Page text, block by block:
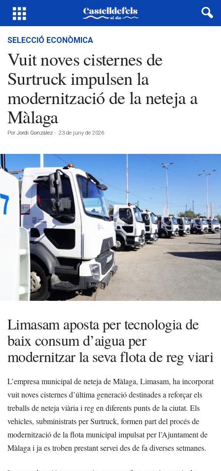
SELECCIÓ ECONÒMICA
Vuit noves cisternes de
Surtruck impulsen la
modernització de la neteja a
Màlaga
Por Jordi González - 23 de juny de 2026
Limasam aposta per tecnologia de
baix consum d’aigua per
modernitzar la seva flota de reg viari
L’empresa municipal de neteja de Màlaga, Limasam, ha incorporat
vuit noves cisternes d’última generació destinades a reforçar els
treballs de neteja viària i reg en diferents punts de la ciutat. Els
vehicles, subministrats per Surtruck, formen part del procés de
modernització de la flota municipal impulsat per l’Ajuntament de
Màlaga i ja es troben prestant servei des de fa diverses setmanes.